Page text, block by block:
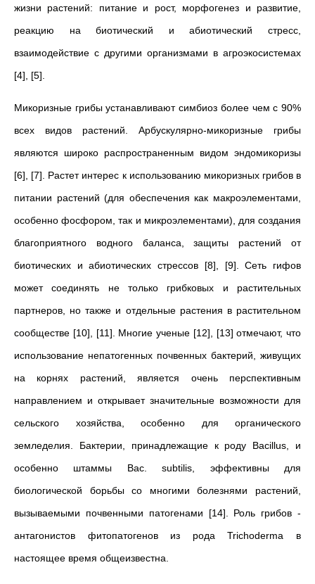
жизни растений: питание и рост, морфогенез и развитие,
реакцию на биотический и абиотический стресс,
взаимодействие с другими организмами в агроэкосистемах
[4], [5].
Микоризные грибы устанавливают симбиоз более чем с 90%
всех видов растений. Арбускулярно-микоризные грибы
являются широко распространенным видом эндомикоризы
[6], [7]. Растет интерес к использованию микоризных грибов в
питании растений (для обеспечения как макроэлементами,
особенно фосфором, так и микроэлементами), для создания
благоприятного водного баланса, защиты растений от
биотических и абиотических стрессов [8], [9]. Сеть гифов
может соединять не только грибковых и растительных
партнеров, но также и отдельные растения в растительном
сообществе [10], [11]. Многие ученые [12], [13] отмечают, что
использование непатогенных почвенных бактерий, живущих
на корнях растений, является очень перспективным
направлением и открывает значительные возможности для
сельского хозяйства, особенно для органического
земледелия. Бактерии, принадлежащие к роду Bacillus, и
особенно штаммы Bac. subtilis, эффективны для
биологической борьбы со многими болезнями растений,
вызываемыми почвенными патогенами [14]. Роль грибов -
антагонистов фитопатогенов из рода Trichoderma в
настоящее время общеизвестна.